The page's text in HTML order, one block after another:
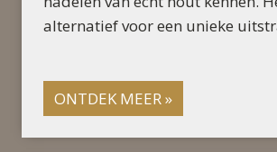
alternatief voor een unieke
ONTDEK MEER »